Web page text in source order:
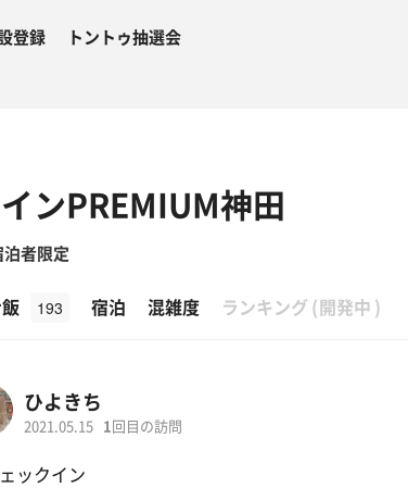
登録 トントゥ抽選会
ンPREMIUM神田
泊者限定
193 宿泊 混雑度 ランキング (開発中 )
ひよきち
2021.05.15 1 回目の訪問
ックイン